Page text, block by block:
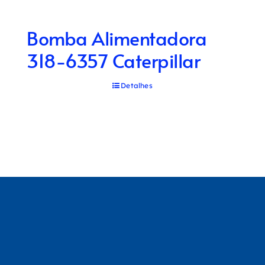
Bomba Alimentadora
318-6357 Caterpillar
Detalhes